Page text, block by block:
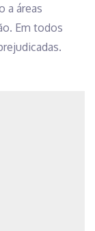
a áreas
Em todos